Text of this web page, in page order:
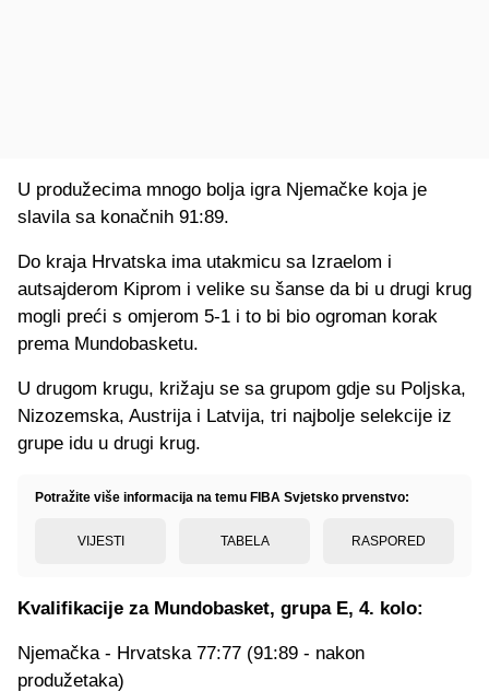
U produžecima mnogo bolja igra Njemačke koja je
slavila sa konačnih 91:89.
Do kraja Hrvatska ima utakmicu sa Izraelom i
autsajderom Kiprom i velike su šanse da bi u drugi krug
mogli preći s omjerom 5-1 i to bi bio ogroman korak
prema Mundobasketu.
U drugom krugu, križaju se sa grupom gdje su Poljska,
Nizozemska, Austrija i Latvija, tri najbolje selekcije iz
grupe idu u drugi krug.
Potražite više informacija na temu FIBA Svjetsko prvenstvo:
VIJESTI TABELA RASPORED
Kvalifikacije za Mundobasket, grupa E, 4. kolo:
Njemačka - Hrvatska 77:77 (91:89 - nakon
produžetaka)